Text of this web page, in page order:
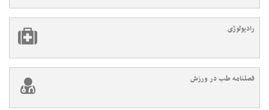
رادیولوژی
فصلنامه طب در ورزش